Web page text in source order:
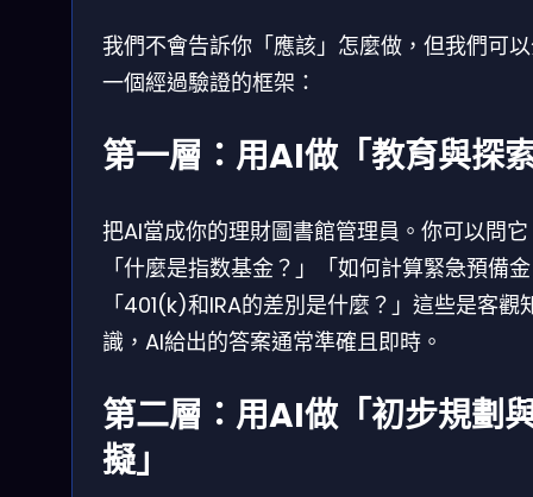
我們不會告訴你「應該」怎麼做，但我們可
一個經過驗證的框架：
第一層：用AI做「教育與探
把AI當成你的理財圖書館管理員。你可以問
「什麼是指数基金？」「如何計算緊急預備
「401(k)和IRA的差別是什麼？」這些是客觀
識，AI給出的答案通常準確且即時。
第二層：用AI做「初步規劃
擬」